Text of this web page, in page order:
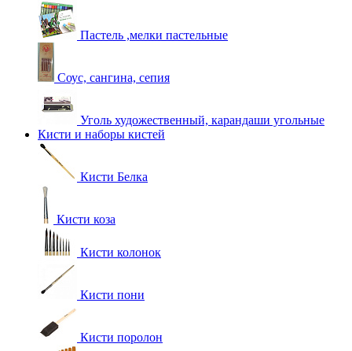
Пастель ,мелки пастельные
Соус, сангина, сепия
Уголь художественный, карандаши угольные
Кисти и наборы кистей
Кисти Белка
Кисти коза
Кисти колонок
Кисти пони
Кисти поролон